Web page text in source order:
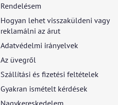
Rendelésem
Hogyan lehet visszaküldeni vagy
reklamálni az árut
Adatvédelmi irányelvek
Az üvegről
Szállítási és fizetési feltételek
Gyakran ismételt kérdések
Nagykereskedelem